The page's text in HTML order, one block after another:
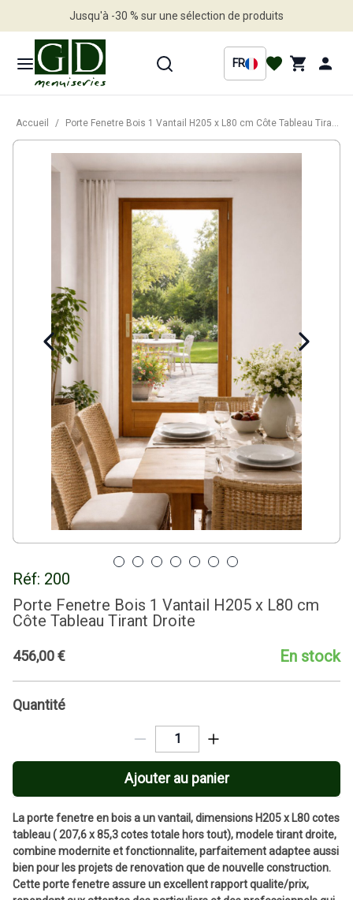
Jusqu'à -30 % sur une sélection de produits
FR
Accueil / Porte Fenetre Bois 1 Vantail H205 x L80 cm Côte Tableau Tirant Droite
Réf: 200
Porte Fenetre Bois 1 Vantail H205 x L80 cm
Côte Tableau Tirant Droite
456,00€ En stock
Quantité
Ajouter au panier
La porte fenetre en bois a un vantail, dimensions H205 x L80 cotes
tableau ( 207,6 x 85,3 cotes totale hors tout), modele tirant droite,
combine modernite et fonctionnalite, parfaitement adaptee aussi
bien pour les projets de renovation que de nouvelle construction.
Cette porte fenetre assure un excellent rapport qualite/prix,